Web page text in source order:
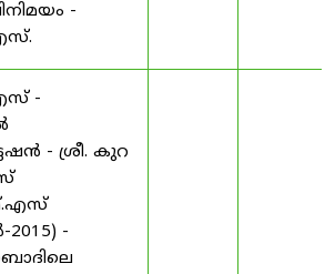
-
-
- ശ്രീ. കുറ
-